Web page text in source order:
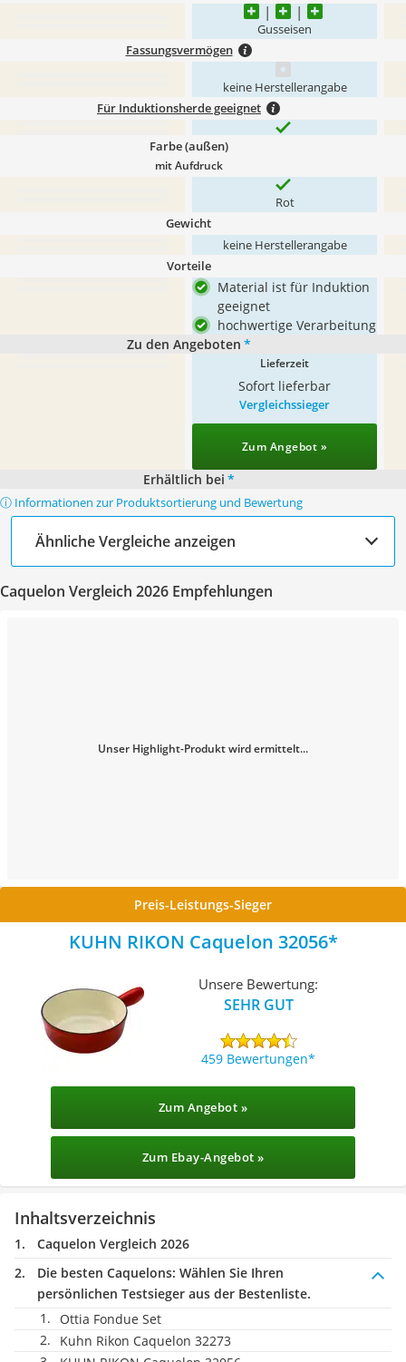
Gusseisen
Fassungsvermögen
keine Herstellerangabe
Für Induktionsherde geeignet
Farbe (außen)
mit Aufdruck
Rot
Gewicht
keine Herstellerangabe
Vorteile
Material ist für Induktion
geeignet
hochwertige Verarbeitung
Zu den Angeboten *
Lieferzeit
Sofort lieferbar
Vergleichssieger
Zum Angebot »
Erhältlich bei *
ⓘ Informationen zur Produktsortierung und Bewertung
Ähnliche Vergleiche anzeigen
Caquelon Vergleich 2026 Empfehlungen
Unser Highlight-Produkt wird ermittelt...
Preis-Leistungs-Sieger
KUHN RIKON Caquelon 32056
Unsere Bewertung:
SEHR GUT
459 Bewertungen
Zum Angebot »
Zum Ebay-Angebot »
Inhaltsverzeichnis
Caquelon Vergleich 2026
Die besten Caquelons: Wählen Sie Ihren
persönlichen Testsieger aus der Bestenliste.
Ottia Fondue Set
Kuhn Rikon Caquelon 32273